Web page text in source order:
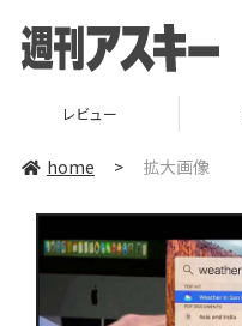
レビュー
home > 拡大画像